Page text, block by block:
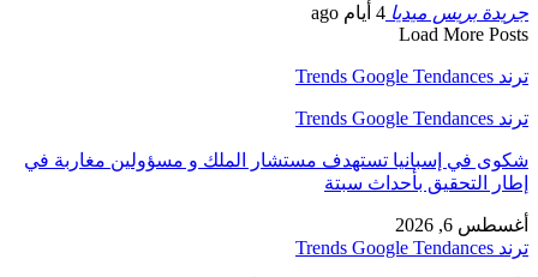
جريدة بريس ميديا 4 أيام ago
Load More Posts
ترند Trends Google Tendances
ترند Trends Google Tendances
شكوى في إسبانيا تستهدف مستشار الملك و مسؤولين مغاربة في
إطار التحقيق بأحداث سبتة
أغسطس 6, 2026
ترند Trends Google Tendances